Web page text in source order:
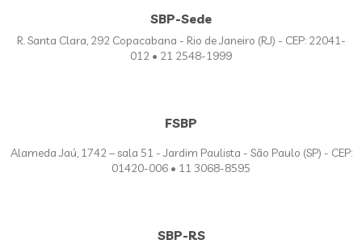
SBP-Sede
R. Santa Clara, 292 Copacabana - Rio de Janeiro (RJ) - CEP: 22041-
012 • 21 2548-1999
FSBP
Alameda Jaú, 1742 – sala 51 - Jardim Paulista - São Paulo (SP) - CEP:
01420-006 • 11 3068-8595
SBP-RS